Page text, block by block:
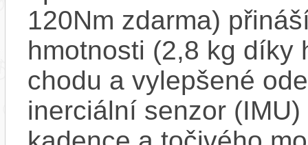
120Nm zdarma)
hmotnosti (2,8 kg díky
chodu a vylepšené
inerciální senzor